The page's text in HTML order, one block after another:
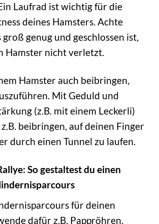
Laufrad ist wichtig für die
deines Hamsters. Achte
groß genug und geschlossen ist,
Hamster nicht verletzt.
Hamster auch beibringen,
Mit Geduld und
(z.B. mit einem Leckerli)
beibringen, auf deinen Finger
durch einen Tunnel zu laufen.
So gestaltest du einen
für deinen
dafür z.B. Pappröhren,